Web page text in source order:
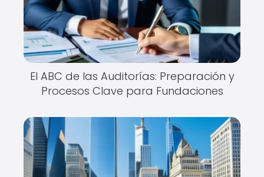
El ABC de las Auditorías: Preparación y
Procesos Clave para Fundaciones